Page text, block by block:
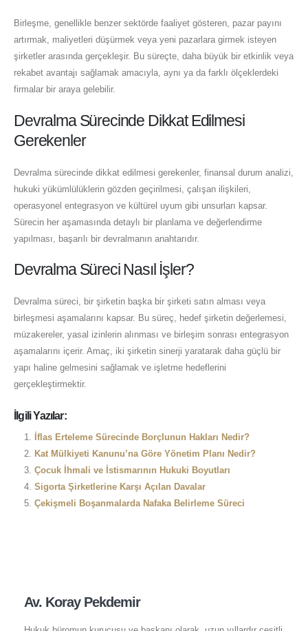
Birleşme, genellikle benzer sektörde faaliyet gösteren, pazar payını
artırmak, maliyetleri düşürmek veya yeni pazarlara girmek isteyen
şirketler arasında gerçekleşir. Bu süreçte, daha büyük bir etkinlik veya
rekabet avantajı sağlamak amacıyla, aynı ya da farklı ölçeklerdeki
firmalar bir araya gelebilir.
Devralma Sürecinde Dikkat Edilmesi
Gerekenler
Devralma sürecinde dikkat edilmesi gerekenler, finansal durum analizi,
hukuki yükümlülüklerin gözden geçirilmesi, çalışan ilişkileri,
operasyonel entegrasyon ve kültürel uyum gibi unsurları kapsar.
Sürecin her aşamasında detaylı bir planlama ve değerlendirme
yapılması, başarılı bir devralmanın anahtarıdır.
Devralma Süreci Nasıl İşler?
Devralma süreci, bir şirketin başka bir şirketi satın alması veya
birleşmesi aşamalarını kapsar. Bu süreç, hedef şirketin değerlemesi,
müzakereler, yasal izinlerin alınması ve birleşim sonrası entegrasyon
aşamalarını içerir. Amaç, iki şirketin sinerji yaratarak daha güçlü bir
yapı haline gelmesini sağlamak ve işletme hedeflerini
gerçekleştirmektir.
İlgili Yazılar:
İflas Erteleme Sürecinde Borçlunun Hakları Nedir?
Kat Mülkiyeti Kanunu’na Göre Yönetim Planı Nedir?
Çocuk İhmali ve İstismarının Hukuki Boyutları
Sigorta Şirketlerine Karşı Açılan Davalar
Çekişmeli Boşanmalarda Nafaka Belirleme Süreci
Av. Koray Pekdemir